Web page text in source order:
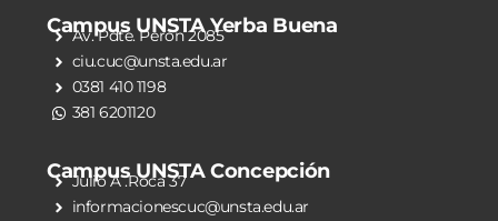
Campus UNSTA Yerba Buena
Av. Pdte. Perón 2085
ciu.cuc@unsta.edu.ar
0381 410 1198
381 6201120
Campus UNSTA Concepción
Julio A .Roca 37
informacionescuc@unsta.edu.ar